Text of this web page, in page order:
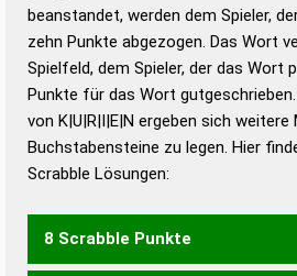
Duden –
Duden –
Deutsch
Duden – Die
Duden –
beanstandet, werden dem Spieler,
zehn Punkte abgezogen. Das Wort
Spielfeld, dem Spieler, der das Wort
Punkte für das Wort
von K|U|R|I|E|N ergeben sich weitere
Buchstabensteine zu legen. Hier
Scrabble Lösungen:
8 Scrabble Punkte